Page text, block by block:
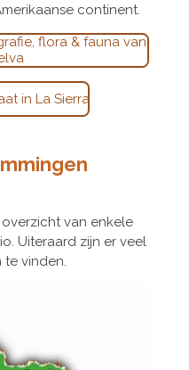
continent.
flora & fauna van
in La Sierra
van enkele
Uiteraard zijn er veel
vinden.